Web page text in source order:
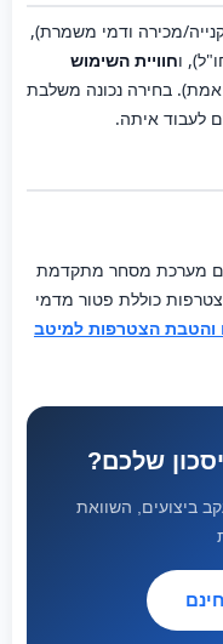
מכירה ודמי משמרת),
וחוויית השימוש
אמת). בחירה נכונה משלבת
לעבוד איתה.
מערכת מסחר מתקדמת
כוללת פטור מדמי
והטבת הצטרפות למיטב
שלכם?
ביצועים, השוואת